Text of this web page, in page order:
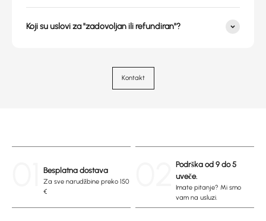
Koji su uslovi za "zadovoljan ili refundiran"?
Kontakt
Besplatna dostava
Za sve narudžbine preko 150
€
Podrška od 9 do 5
uveče.
Imate pitanje? Mi smo
vam na usluzi.